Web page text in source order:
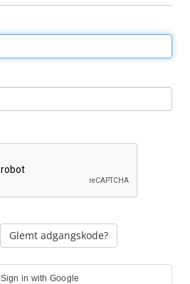
Glemt adgangskode?
Sign in with Google